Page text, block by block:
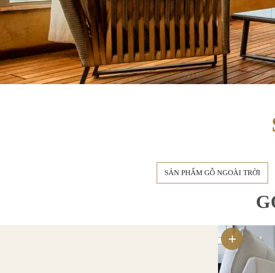
SẢN PHẨM GỖ NGOÀI TRỜI